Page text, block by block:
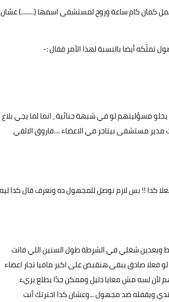
كمان كام ساعة وروح لمستشفى اسمها (.........) عشان
تملّكه أيضا بالنسبة لهذا الأمر فقال :-
مسؤليتهم لو في شبهة جنائية ، انما لما يجي بلاغ
مستشفى بيتاجر في الاعضاء ....فاروق الالفي
كدا !! بس لازم نوصل للمجهول ده ونعرف قال كدا ليه
وبعدين شغلي في الشرطة طول السنين اللي فاتت
فعلا صادق يبقى هنقبض على اكبر مافيا تجار اعضاء
لأن لسه مش معايا دليل وممكن جدًا يطلع بريء
ويقفله ضد مجهول ...وعشان كدا اخترتك أنت